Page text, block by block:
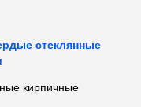
стеклянные
кирпичные